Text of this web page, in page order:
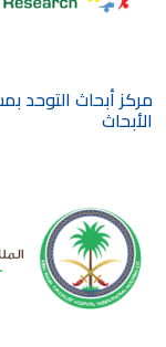
مركز أبحاث
الأبحاث